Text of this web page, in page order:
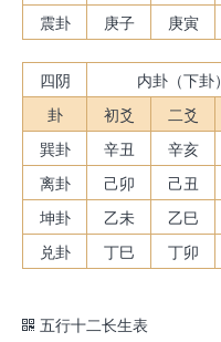
震卦
庚子 庚寅
四阴 内卦（下卦）
卦
初爻 二爻
巽卦
辛丑 辛亥
离卦
己卯 己丑
坤卦
乙未 乙巳
兑卦
丁巳 丁卯
五行十二长生表